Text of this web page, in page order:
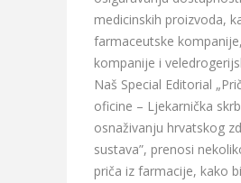
medicinskih proizvoda,
farmaceutske
kompanije i
Naš Special Editorial
oficine – Ljekarnička
osnaživanju hrvatskog
sustava”, prenosi
priča iz farmacije, kako